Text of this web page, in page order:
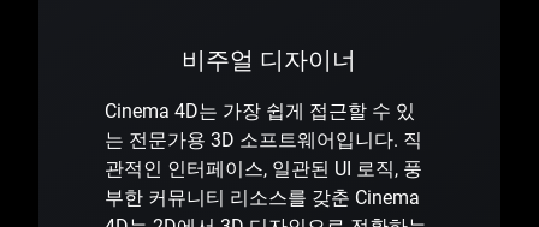
비주얼 디자이너
Cinema 4D는 가장 쉽게 접근할 수 있
는 전문가용 3D 소프트웨어입니다. 직
관적인 인터페이스, 일관된 UI 로직, 풍
부한 커뮤니티 리소스를 갖춘 Cinema